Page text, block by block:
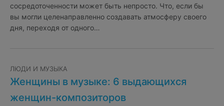
сосредоточенности может быть непросто. Что, если бы
вы могли целенаправленно создавать атмосферу своего
дня, переходя от одного…
ЛЮДИ И МУЗЫКА
Женщины в музыке: 6 выдающихся
женщин-композиторов